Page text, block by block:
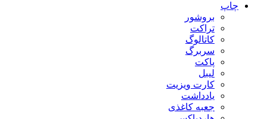
چاپ
بروشور
تراکت
کاتالوگ
سربرگ
پاکت
لیبل
کارت ویزیت
یادداشت
جعبه کاغذی